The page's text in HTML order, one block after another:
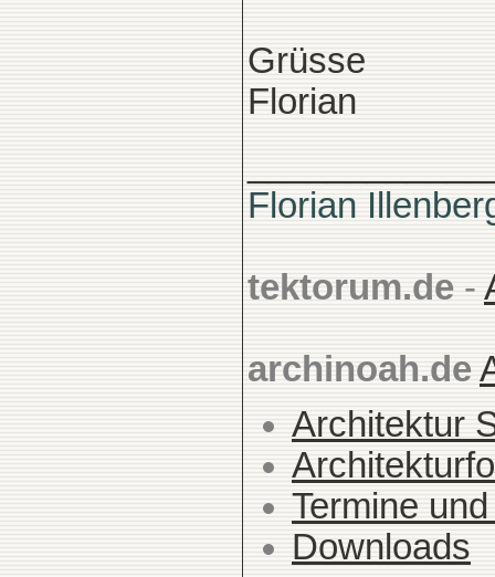
Grüsse
Florian
Florian
tektorum.de -
archinoah.de
Architektur
Termine
Downloads